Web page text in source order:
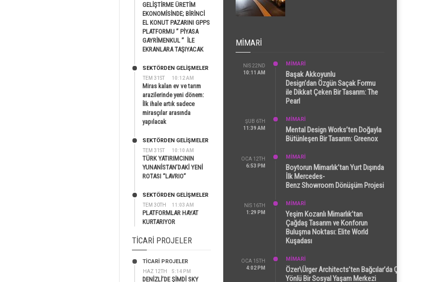
GELİŞTİRME ÜRETİM
EKONOMİSİNDE; BİRİNCİ
EL KONUT PAZARINI GPPS
PLATFORMU ” PİYASA
GAYRİMENKUL ” İLE
EKRANLARA TAŞIYACAK
TEM 31ST 10:12 AM
SEKTÖRDEN GELIŞMELER
Miras kalan ev ve tarım
arazilerinde yeni dönem:
İlk ihale artık sadece
mirasçılar arasında
yapılacak
TEM 31ST 10:10 AM
SEKTÖRDEN GELIŞMELER
TÜRK YATIRIMCININ
YUNANİSTAN’DAKİ YENİ
ROTASI “LAVRIO”
TEM 30TH 11:03 AM
SEKTÖRDEN GELIŞMELER
PLATFORMLAR HAYAT
KURTARIYOR
TICARI PROJELER
HAZ 12TH 5:14 PM
TİCARİ PROJELER
DENİZLİ’DE ŞİMDİ SKY
MIMARI
NIS 22ND
10:11 AM
MİMARİ
Başak Akkoyunlu
Design’dan Özgün Saçak Formu
ile Dikkat Çeken Bir Tasarım: The
Pearl
ŞUB 6TH
11:39 AM
MİMARİ
Mental Design Works’ten Doğayla
Bütünleşen Bir Tasarım: Greenox
OCA 12TH
6:53 PM
MİMARİ
Boytorun Mimarlık’tan Yurt Dışında
İlk Mercedes-
Benz Showroom Dönüşüm Projesi
NIS 16TH
1:29 PM
MİMARİ
Yeşim Kozanlı Mimarlık’tan
Çağdaş Tasarım ve Konforun
Buluşma Noktası: Elite World
Kuşadası
OCA 15TH
4:02 PM
MİMARİ
Özer\Ürger Architects’ten Bağcılar’da Çok
Yönlü Bir Sosyal Yaşam Merkezi